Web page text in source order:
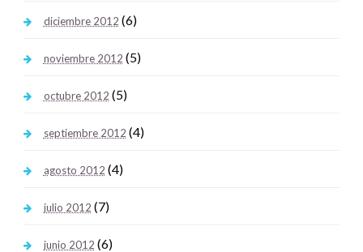
diciembre 2012 (6)
noviembre 2012 (5)
octubre 2012 (5)
septiembre 2012 (4)
agosto 2012 (4)
julio 2012 (7)
junio 2012 (6)